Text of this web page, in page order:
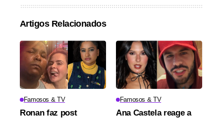
Artigos Relacionados
Famosos & TV
Ronan faz post
Famosos & TV
Ana Castela reage a